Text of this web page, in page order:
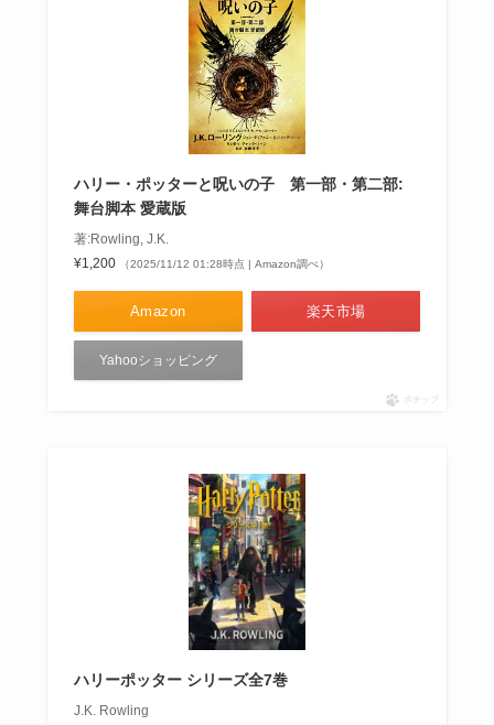
ハリー・ポッターと呪いの子 第一部・第二部:
舞台脚本 愛蔵版
著:Rowling, J.K.
¥1,200
（2025/11/12 01:28時点 | Amazon調べ）
Amazon 楽天市場
Yahooショッピング
ポチップ
ハリーポッター シリーズ全7巻
J.K. Rowling